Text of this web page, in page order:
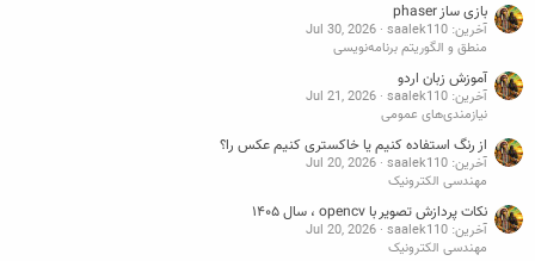
بازی ساز phaser
آخرین: saalek110
Jul 30, 2026
منطق و الگوریتم برنامه‌نویسی
آموزش زبان اردو
آخرین: saalek110
Jul 21, 2026
نیازمندی‌های عمومی
از رنگ استفاده کنیم یا خاکستری کنیم عکس را؟
آخرین: saalek110
Jul 20, 2026
مهندسی الکترونیک
نکات پردازش تصویر با opencv ، سال ۱۴۰۵
آخرین: saalek110
Jul 20, 2026
مهندسی الکترونیک